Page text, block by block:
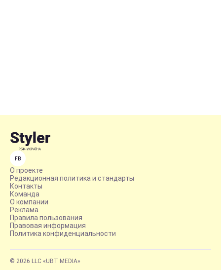
FB
О проекте
Редакционная политика и стандарты
Контакты
Команда
О компании
Реклама
Правила пользования
Правовая информация
Политика конфиденциальности
© 2026 LLC «UBT MEDIA»